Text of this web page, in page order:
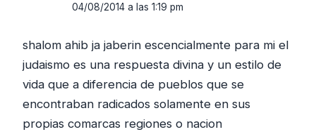
04/08/2014 a las 1:19 pm
shalom ahib ja jaberin escencialmente para mi el
judaismo es una respuesta divina y un estilo de
vida que a diferencia de pueblos que se
encontraban radicados solamente en sus
propias comarcas regiones o nacion